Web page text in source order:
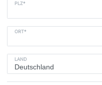
PLZ*
ORT*
LAND